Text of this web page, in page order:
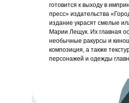
готовится к выходу в
пресс» издательства
издание украсят смелые
Марии Лещук. Их главная
необычные ракурсы и
композиция, а также
персонажей и одежды